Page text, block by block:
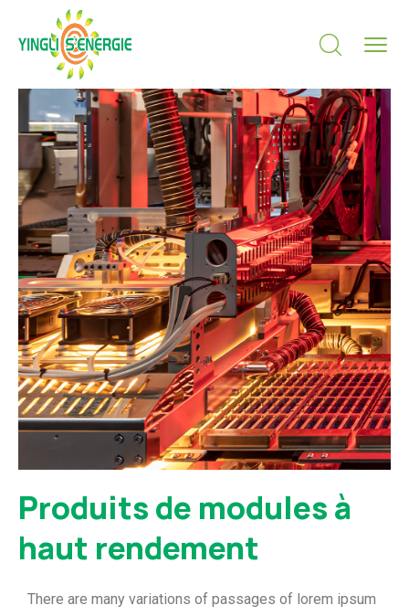
Produits de modules à
haut rendement
There are many variations of passages of lorem ipsum